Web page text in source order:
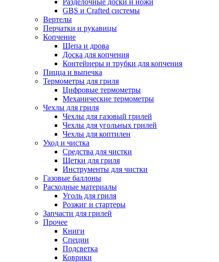
GBS и Crafted системы
Вертелы
Перчатки и рукавицы
Копчение
Щепа и дрова
Доска для копчения
Контейнеры и трубки для копчения
Пицца и выпечка
Термометры для гриля
Цифровые термометры
Механические термометры
Чехлы для гриля
Чехлы для газовый грилей
Чехлы для угольных грилей
Чехлы для коптилен
Уход и чистка
Средства для чистки
Щетки для гриля
Инструменты для чистки
Газовые баллоны
Расходные материалы
Уголь для гриля
Розжиг и стартеры
Запчасти для грилей
Прочее
Книги
Специи
Подсветка
Коврики